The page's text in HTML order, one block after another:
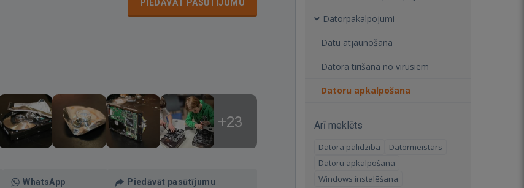
PIEDĀVĀT PASŪTĪJUMU
+23
WhatsApp Piedāvāt pasūtījumu
Datorpakalpojumi
Datu atjaunošana
Datora tīrīšana no vīrusiem
Datoru apkalpošana
Arī meklēts
Datora palīdzība
Datormeistars
Datoru apkalpošana
Windows instalēšana